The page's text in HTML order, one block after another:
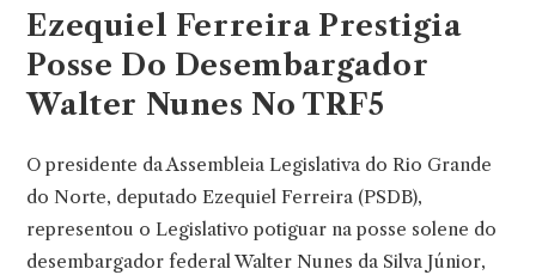
Ezequiel Ferreira Prestigia
Posse Do Desembargador
Walter Nunes No TRF5
O presidente da Assembleia Legislativa do Rio Grande
do Norte, deputado Ezequiel Ferreira (PSDB),
representou o Legislativo potiguar na posse solene do
desembargador federal Walter Nunes da Silva Júnior,